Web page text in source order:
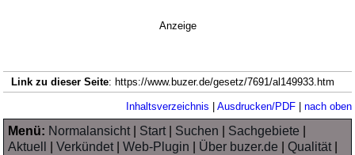
Anzeige
Link zu dieser Seite: https://www.buzer.de/gesetz/7691/al149933.htm
Inhaltsverzeichnis | Ausdrucken/PDF| nach oben
Menü: Normalansicht| Start| Suchen Sachgebiete
Aktuell
|Verkündet|Web-Plugin Über buzer.de |Qualität|